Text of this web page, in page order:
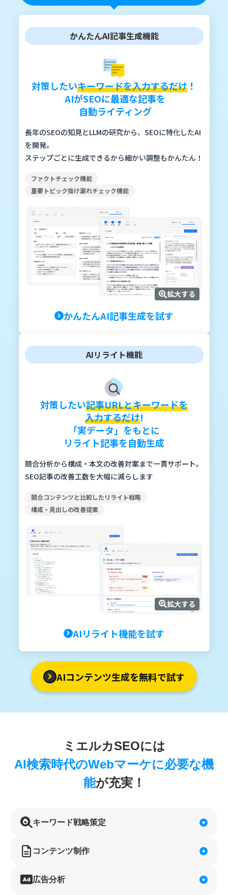
かんたんAI記事生成機能
対策したいキーワードを入力するだけ ！
AIがSEOに最適な記事を
自動ライティング
長年のSEOの知見とLLMの研究から、SEOに特化したAI
を開発。
ステップごとに生成できるから細かい調整もかんたん！
ファクトチェック機能
重要トピック抜け漏れチェック機能
かんたんAI記事生成を試す
拡大する
AIリライト機能
対策したい記事URLとキーワードを
入力するだけ!
「実データ」をもとに
リライト記事を自動生成
競合分析から構成・本文の改善対案まで一貫サポート。
SEO記事の改善工数を大幅に減らします
競合コンテンツと比較したリライト戦略
構成・見出しの改善提案
AIリライト機能を試す
拡大する
AIコンテンツ生成を無料で試す
ミエルカSEOには
AI検索時代のWebマーケに必要な機
能が充実！
キーワード戦略策定
コンテンツ制作
広告分析